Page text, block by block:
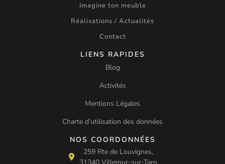
Imagine ton meuble
Réalisations / Actualités
Contact
LIENS RAPIDES
Blog
Activités
Mentions Légales
Charte d’utilisation des données
NOS COORDONNÉES
259 Rte de Louvignes,